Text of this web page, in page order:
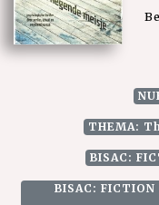
THEMA:
BISAC:
BISAC: